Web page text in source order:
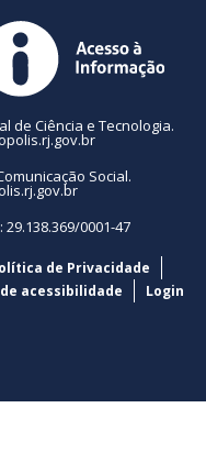
de Ciência e Tecnologia.
Social.
0001-47
de Privacidade
acessibilidade Login